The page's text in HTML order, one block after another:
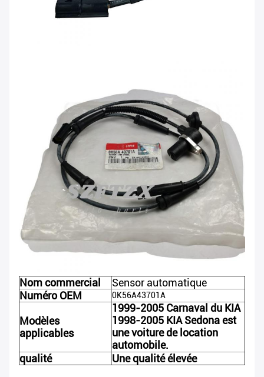
Nom commercial
Sensor automatique
Numéro OEM
0K56A43701A
Modèles
applicables
1999-2005 Carnaval du KIA
1998-2005 KIA Sedona est
une voiture de location
automobile.
qualité
Une qualité élevée